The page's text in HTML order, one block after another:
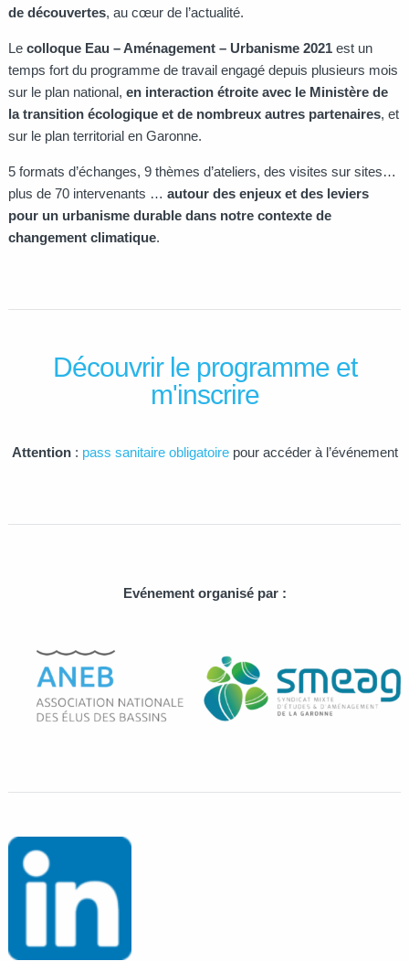
de découvertes, au cœur de l’actualité.
Le colloque Eau – Aménagement – Urbanisme 2021 est un
temps fort du programme de travail engagé depuis plusieurs mois
sur le plan national, en interaction étroite avec le Ministère de
la transition écologique et de nombreux autres partenaires, et
sur le plan territorial en Garonne.
5 formats d’échanges, 9 thèmes d’ateliers, des visites sur sites…
plus de 70 intervenants … autour des enjeux et des leviers
pour un urbanisme durable dans notre contexte de
changement climatique.
Découvrir le programme et
m'inscrire
Attention: pass sanitaire obligatoirepour accéder à l’événement
Evénement organisé par :